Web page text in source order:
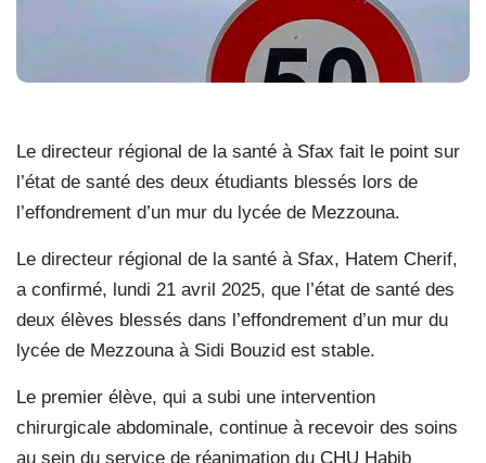
Le directeur régional de la santé à Sfax fait le point sur
l’état de santé des deux étudiants blessés lors de
l’effondrement d’un mur du lycée de Mezzouna.
Le directeur régional de la santé à Sfax, Hatem Cherif,
a confirmé, lundi 21 avril 2025, que l’état de santé des
deux élèves blessés dans l’effondrement d’un mur du
lycée de Mezzouna à Sidi Bouzid est stable.
Le premier élève, qui a subi une intervention
chirurgicale abdominale, continue à recevoir des soins
au sein du service de réanimation du CHU Habib